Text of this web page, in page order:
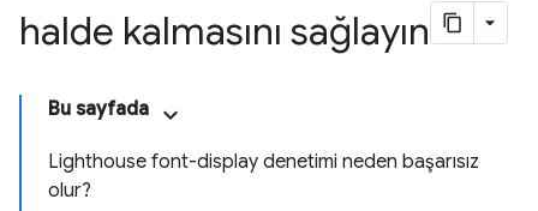
halde kalmasını sağlayın
Bu sayfada
Lighthouse font-display denetimi neden başarısız
olur?